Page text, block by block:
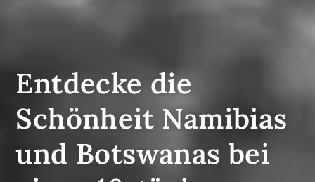
Entdecke die
Schönheit Namibias
und Botswanas bei